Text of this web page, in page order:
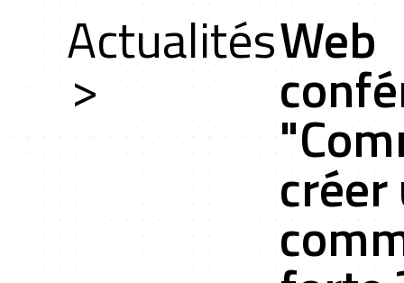
Actualités
>
Web
créer